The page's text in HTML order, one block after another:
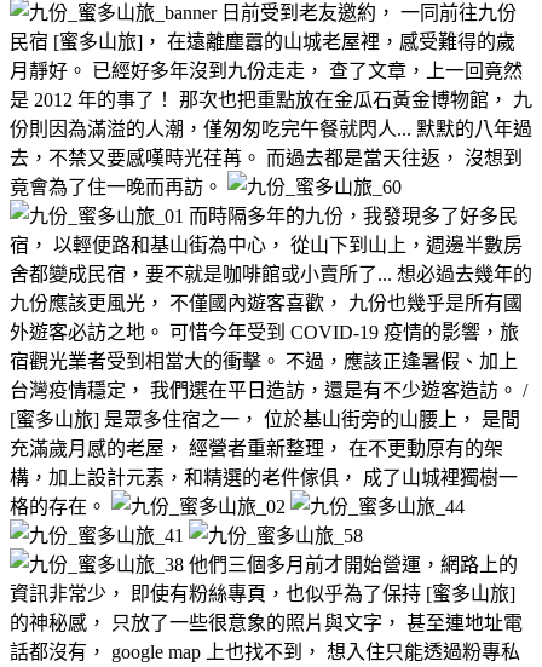
日前受到老友邀約， 一同前往九份
民宿 [蜜多山旅]， 在遠離塵囂的山城老屋裡，感受難得的歲
月靜好。 已經好多年沒到九份走走， 查了文章，上一回竟然
是 2012 年的事了！ 那次也把重點放在金瓜石黃金博物館， 九
份則因為滿溢的人潮，僅匆匆吃完午餐就閃人... 默默的八年過
去，不禁又要感嘆時光荏苒。 而過去都是當天往返， 沒想到
竟會為了住一晚而再訪。
而時隔多年的九份，我發現多了好多民
宿， 以輕便路和基山街為中心， 從山下到山上，週邊半數房
舍都變成民宿，要不就是咖啡館或小賣所了... 想必過去幾年的
九份應該更風光， 不僅國內遊客喜歡， 九份也幾乎是所有國
外遊客必訪之地。 可惜今年受到 COVID-19 疫情的影響，旅
宿觀光業者受到相當大的衝擊。 不過，應該正逢暑假、加上
台灣疫情穩定， 我們選在平日造訪，還是有不少遊客造訪。 /
[蜜多山旅] 是眾多住宿之一， 位於基山街旁的山腰上， 是間
充滿歲月感的老屋， 經營者重新整理， 在不更動原有的架
構，加上設計元素，和精選的老件傢俱， 成了山城裡獨樹一
格的存在。
他們三個多月前才開始營運，網路上的
資訊非常少， 即使有粉絲專頁，也似乎為了保持 [蜜多山旅]
的神秘感， 只放了一些很意象的照片與文字， 甚至連地址電
話都沒有， google map 上也找不到， 想入住只能透過粉專私